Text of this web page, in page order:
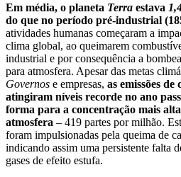
Em média, o planeta Terra estava
do que no período pré-industrial
atividades humanas começaram a
clima global, ao queimarem
industrial e por consequência a
para atmosfera. Apesar das metas
Governos e empresas, as emissões
atingiram níveis recorde no ano
forma para a concentração mais
atmosfera – 419 partes por milhão.
foram impulsionadas pela queima de
indicando assim uma persistente falta
gases de efeito estufa.